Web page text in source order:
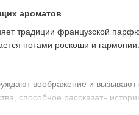
ароматов
традиции французской
нотами роскоши и гармонии.
воображение и
способное рассказать